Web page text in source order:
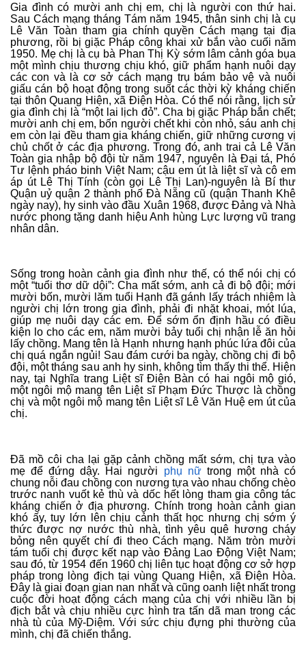
Gia đình có mười anh chị em, chị là người con thứ hai.
Sau Cách mạng tháng Tám năm 1945, thân sinh chị là cụ
Lê Văn Toàn tham gia chính quyền Cách mạng tại địa
phương, rồi bị giặc Pháp công khai xử bắn vào cuối năm
1950. Mẹ chị là cụ bà Phan Thị Kỳ sớm lâm cảnh góa bụa
một mình chịu thương chịu khó, giữ phẩm hạnh nuôi dạy
các con và là cơ sở cách mạng trụ bám bảo vệ và nuôi
giấu cán bộ hoạt động trong suốt các thời kỳ kháng chiến
tại thôn Quang Hiện, xã Điện Hòa. Có thể nói rằng, lịch sử
gia đình chị là “một lai lịch đỏ”. Cha bị giặc Pháp bắn chết;
mười anh chị em, bốn người chết khi còn nhỏ, sáu anh chị
em còn lại đều tham gia kháng chiến, giữ những cương vị
chủ chốt ở các địa phương. Trong đó, anh trai cả Lê Văn
Toàn gia nhập bộ đội từ năm 1947, nguyên là Đại tá, Phó
Tư lệnh pháo binh Việt Nam; cậu em út là liệt sĩ và cô em
áp út Lê Thị Tính (còn gọi Lê Thị Lan)-nguyên là Bí thư
Quận uỷ quận 2 thành phố Đà Nẵng cũ (quận Thanh Khê
ngày nay), hy sinh vào đầu Xuân 1968, được Đảng và Nhà
nước phong tặng danh hiệu Anh hùng Lực lượng vũ trang
nhân dân.
Sống trong hoàn cảnh gia đình như thế, có thể nói chị có
một “tuổi thơ dữ dội”: Cha mất sớm, anh cả đi bộ đội; mới
mười bốn, mười lăm tuổi Hạnh đã gánh lấy trách nhiệm là
người chị lớn trong gia đình, phải đi nhặt khoai, mót lúa,
giúp mẹ nuôi dạy các em. Để sớm ổn định hầu có điều
kiện lo cho các em, năm mười bảy tuổi chị nhận lễ ăn hỏi
lấy chồng. Mang tên là Hạnh nhưng hạnh phúc lứa đôi của
chị quá ngắn ngủi! Sau đám cưới ba ngày, chồng chị đi bộ
đội, một tháng sau anh hy sinh, không tìm thấy thi thể. Hiện
nay, tại Nghĩa trang Liệt sĩ Điện Bàn có hai ngôi mộ gió,
một ngôi mộ mang tên Liệt sĩ Phạm Đức Thược là chồng
chị và một ngôi mộ mang tên Liệt sĩ Lê Văn Huệ em út của
chị.
Đã mồ côi cha lại gặp cảnh chồng mất sớm, chị tựa vào
mẹ để đứng dậy. Hai người phụ nữtrong một nhà có
chung nỗi đau chồng con nương tựa vào nhau chống chèo
trước nanh vuốt kẻ thù và dốc hết lòng tham gia công tác
kháng chiến ở địa phương. Chính trong hoàn cảnh gian
khó ấy, tuy lớn lên chịu cảnh thất học nhưng chị sớm ý
thức được nợ nước thù nhà, tình yêu quê hương cháy
bỏng nên quyết chí đi theo Cách mạng. Năm tròn mười
tám tuổi chị được kết nạp vào Đảng Lao Động Việt Nam;
sau đó, từ 1954 đến 1960 chị liên tục hoạt động cơ sở hợp
pháp trong lòng địch tại vùng Quang Hiện, xã Điện Hòa.
Đây là giai đoạn gian nan nhất và cũng oanh liệt nhất trong
cuộc đời hoạt động cách mạng của chị với nhiều lần bị
địch bắt và chịu nhiều cực hình tra tấn dã man trong các
nhà tù của Mỹ-Diệm. Với sức chịu đựng phi thường của
mình, chị đã chiến thắng.